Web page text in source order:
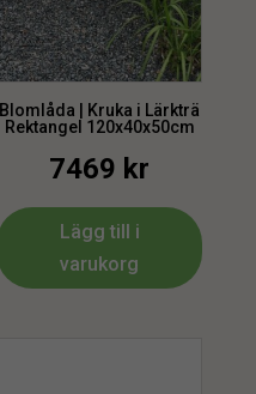
Blomlåda | Kruka i Lärkträ
Rektangel 120x40x50cm
7469 kr
Lägg till i
varukorg